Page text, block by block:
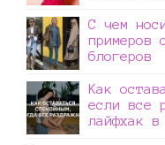
С чем
примеров
блогеров
Как
если все
лайфхак